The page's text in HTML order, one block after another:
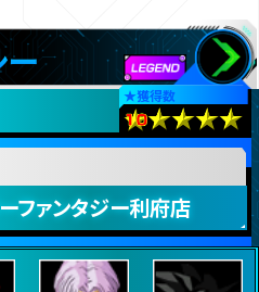
★獲得数
ファンタジー利府店